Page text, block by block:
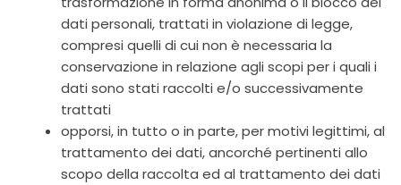
dati personali, trattati in violazione di legge,
compresi quelli di cui non è necessaria la
conservazione in relazione agli scopi per i quali i
dati sono stati raccolti e/o successivamente
trattati
opporsi, in tutto o in parte, per motivi legittimi, al
trattamento dei dati, ancorché pertinenti allo
scopo della raccolta ed al trattamento dei dati